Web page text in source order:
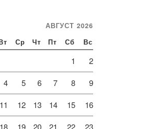
АВГУСТ 2026
Вт Ср Чт Пт Сб Вс
1 2
4 5 6 7 8 9
11 12 13 14 15 16
18 19 20 21 22 23